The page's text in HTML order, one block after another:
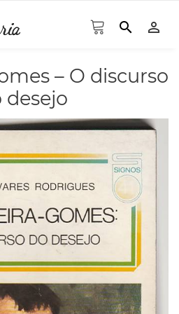
search person_outline
– O discurso
desejo